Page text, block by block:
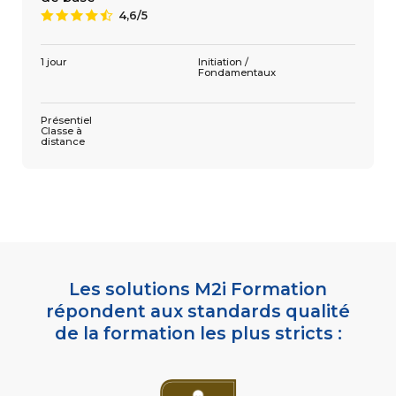
3 jours
9 4,6/5
1 jour
Initiation /
Fondamentaux
Présentiel
Classe à
distance
Les solutions M2i Formation
répondent aux standards qualité
de la formation les plus stricts :